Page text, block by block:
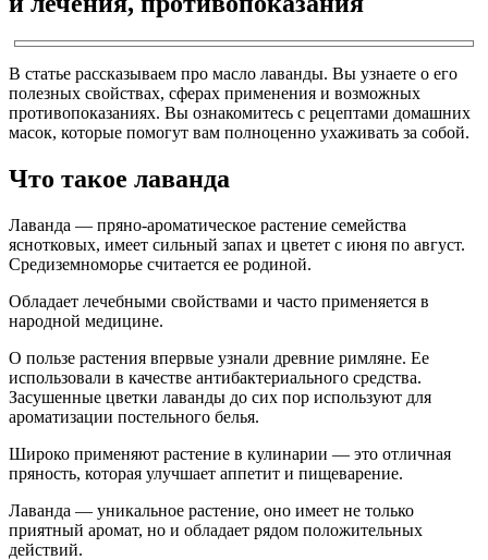
В статье рассказываем про масло лаванды. Вы узнаете о его
полезных свойствах, сферах применения и возможных
противопоказаниях. Вы ознакомитесь с рецептами домашних
масок, которые помогут вам полноценно ухаживать за собой.
Что такое лаванда
Лаванда — пряно-ароматическое растение семейства
яснотковых, имеет сильный запах и цветет с июня по август.
Средиземноморье считается ее родиной.
Обладает лечебными свойствами и часто применяется в
народной медицине.
О пользе растения впервые узнали древние римляне. Ее
использовали в качестве антибактериального средства.
Засушенные цветки лаванды до сих пор используют для
ароматизации постельного белья.
Широко применяют растение в кулинарии — это отличная
пряность, которая улучшает аппетит и пищеварение.
Лаванда — уникальное растение, оно имеет не только
приятный аромат, но и обладает рядом положительных
действий.